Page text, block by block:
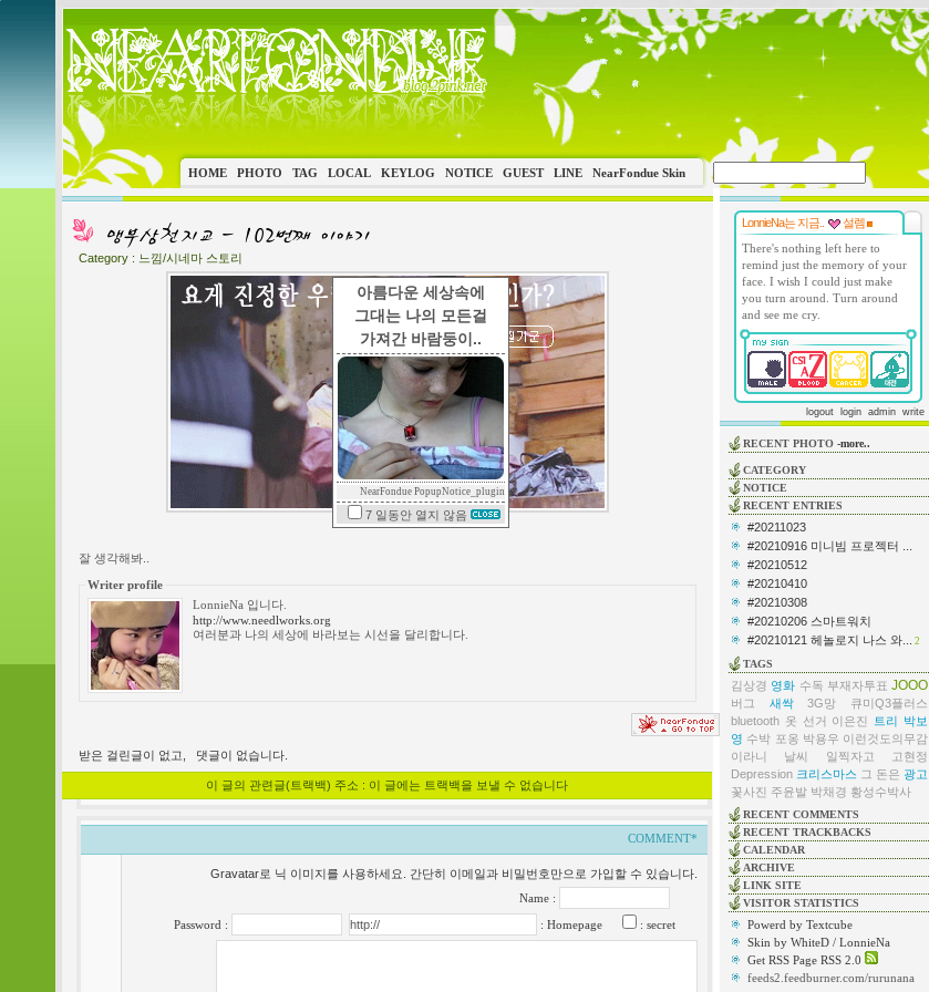
아름다운 세상속에
그대는 나의 모든걸
가져간 바람둥이..
NearFondue PopupNotice_plugin
7 일동안 열지 않음
HOME PHOTO TAG LOCAL KEYLOG NOTICE GUEST LINE NearFondue Skin
Category : 느낌/시네마 스토리
잘 생각해봐..
Writer profile
LonnieNa 입니다.
http://www.needlworks.org
여러분과 나의 세상에 바라보는 시선을 달리합니다.
받은 걸린글이 없고, 댓글이 없습니다.
이 글의 관련글(트랙백) 주소 : 이 글에는 트랙백을 보낼 수 없습니다
COMMENT*
Gravatar로 닉 이미지를 사용하세요. 간단히 이메일과 비밀번호만으로 가입할 수 있습니다.
Name :
Password :
: Homepage : secret
LonnieNa는 지금..
설렘
There's nothing left here to
remind just the memory of your
face. I wish I could just make
you turn around. Turn around
and see me cry.
logout login admin write
RECENT PHOTO -more..
CATEGORY
NOTICE
RECENT ENTRIES
#20211023
#20210916 미니빔 프로젝터 ...
#20210512
#20210410
#20210308
#20210206 스마트워치
#20210121 헤놀로지 나스 와...
2
TAGS
김상경 영화 수독 부재자투표 JOOO
버그 새싹 3G망
큐미Q3플러스
bluetooth 옷 선거 이은진 트리 박보
영 수박 포옹 박용우 이런것도의무감
이라니
날씨 일찍자고
고현정
Depression 크리스마스 그 돈은 광고
꽃사진 주윤발 박채경 황성수박사
RECENT COMMENTS
RECENT TRACKBACKS
CALENDAR
ARCHIVE
LINK SITE
VISITOR STATISTICS
Powerd by Textcube
Skin by WhiteD / LonnieNa
Get RSS Page RSS 2.0
feeds2.feedburner.com/rurunana